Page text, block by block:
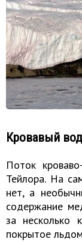
Кровавый
Поток
Тейлора. На
нет, а
содержание
за несколько
покрытое